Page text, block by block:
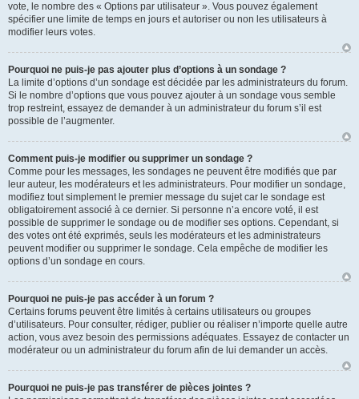
vote, le nombre des « Options par utilisateur ». Vous pouvez également
spécifier une limite de temps en jours et autoriser ou non les utilisateurs à
modifier leurs votes.
Pourquoi ne puis-je pas ajouter plus d’options à un sondage ?
La limite d’options d’un sondage est décidée par les administrateurs du forum.
Si le nombre d’options que vous pouvez ajouter à un sondage vous semble
trop restreint, essayez de demander à un administrateur du forum s’il est
possible de l’augmenter.
Comment puis-je modifier ou supprimer un sondage ?
Comme pour les messages, les sondages ne peuvent être modifiés que par
leur auteur, les modérateurs et les administrateurs. Pour modifier un sondage,
modifiez tout simplement le premier message du sujet car le sondage est
obligatoirement associé à ce dernier. Si personne n’a encore voté, il est
possible de supprimer le sondage ou de modifier ses options. Cependant, si
des votes ont été exprimés, seuls les modérateurs et les administrateurs
peuvent modifier ou supprimer le sondage. Cela empêche de modifier les
options d’un sondage en cours.
Pourquoi ne puis-je pas accéder à un forum ?
Certains forums peuvent être limités à certains utilisateurs ou groupes
d’utilisateurs. Pour consulter, rédiger, publier ou réaliser n’importe quelle autre
action, vous avez besoin des permissions adéquates. Essayez de contacter un
modérateur ou un administrateur du forum afin de lui demander un accès.
Pourquoi ne puis-je pas transférer de pièces jointes ?